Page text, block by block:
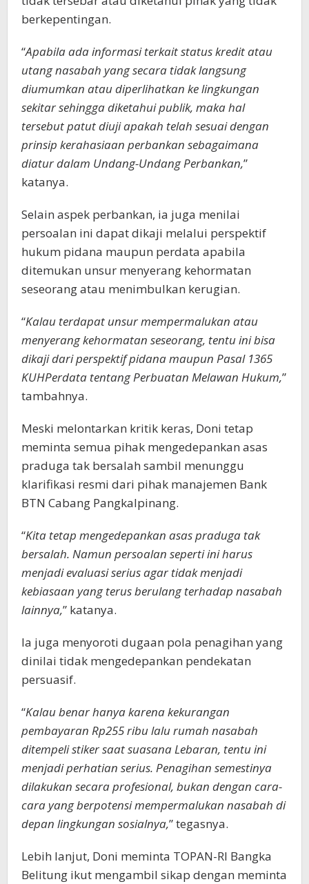
berkepentingan.
“Apabila ada informasi terkait status kredit atau
utang nasabah yang secara tidak langsung
diumumkan atau diperlihatkan ke lingkungan
sekitar sehingga diketahui publik, maka hal
tersebut patut diuji apakah telah sesuai dengan
prinsip kerahasiaan perbankan sebagaimana
diatur dalam Undang-Undang Perbankan,”
katanya.
Selain aspek perbankan, ia juga menilai
persoalan ini dapat dikaji melalui perspektif
hukum pidana maupun perdata apabila
ditemukan unsur menyerang kehormatan
seseorang atau menimbulkan kerugian.
“Kalau terdapat unsur mempermalukan atau
menyerang kehormatan seseorang, tentu ini bisa
dikaji dari perspektif pidana maupun Pasal 1365
KUHPerdata tentang Perbuatan Melawan Hukum,”
tambahnya.
Meski melontarkan kritik keras, Doni tetap
meminta semua pihak mengedepankan asas
praduga tak bersalah sambil menunggu
klarifikasi resmi dari pihak manajemen Bank
BTN Cabang Pangkalpinang.
“Kita tetap mengedepankan asas praduga tak
bersalah. Namun persoalan seperti ini harus
menjadi evaluasi serius agar tidak menjadi
kebiasaan yang terus berulang terhadap nasabah
lainnya,” katanya.
Ia juga menyoroti dugaan pola penagihan yang
dinilai tidak mengedepankan pendekatan
persuasif.
“Kalau benar hanya karena kekurangan
pembayaran Rp255 ribu lalu rumah nasabah
ditempeli stiker saat suasana Lebaran, tentu ini
menjadi perhatian serius. Penagihan semestinya
dilakukan secara profesional, bukan dengan cara-
cara yang berpotensi mempermalukan nasabah di
depan lingkungan sosialnya,” tegasnya.
Lebih lanjut, Doni meminta TOPAN-RI Bangka
Belitung ikut mengambil sikap dengan meminta